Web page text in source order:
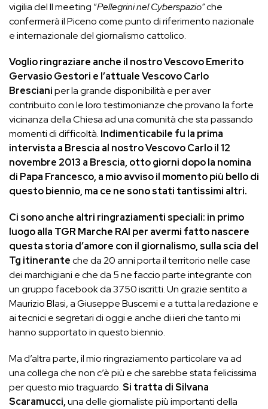
vigilia del II meeting “Pellegrini nel Cyberspazio”che
confermerà il Piceno come punto di riferimento nazionale
e internazionale del giornalismo cattolico.
Voglio ringraziare anche il nostro Vescovo Emerito
Gervasio Gestori e l’attuale Vescovo Carlo
Brescianiper la grande disponibilità e per aver
contribuito con le loro testimonianze che provano la forte
vicinanza della Chiesa ad una comunità che sta passando
momenti di difficoltà. Indimenticabile fu la prima
intervista a Brescia al nostro Vescovo Carlo il 12
novembre 2013 a Brescia, otto giorni dopo la nomina
di Papa Francesco, a mio avviso il momento più bello di
questo biennio, ma ce ne sono stati tantissimi altri.
Ci sono anche altri ringraziamenti speciali: in primo
luogo alla TGR Marche RAI per avermi fatto nascere
questa storia d’amore con il giornalismo, sulla scia del
Tg itineranteche da 20 anni porta il territorio nelle case
dei marchigiani e che da 5 ne faccio parte integrante con
un gruppo facebook da 3750 iscritti. Un grazie sentito a
Maurizio Blasi, a Giuseppe Buscemi e a tutta la redazione e
ai tecnici e segretari di oggi e anche di ieri che tanto mi
hanno supportato in questo biennio.
Ma d’altra parte, il mio ringraziamento particolare va ad
una collega che non c’è più e che sarebbe stata felicissima
per questo mio traguardo.Si tratta di Silvana
Scaramucci,una delle giornaliste più importanti della